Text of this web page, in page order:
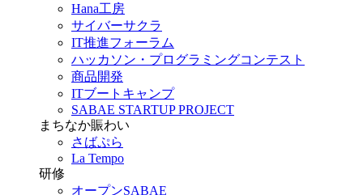
Hana工房
サイバーサクラ
IT推進フォーラム
ハッカソン・プログラミングコンテスト
商品開発
ITブートキャンプ
SABAE STARTUP PROJECT
まちなか賑わい
さばぷら
La Tempo
研修
オープンSABAE